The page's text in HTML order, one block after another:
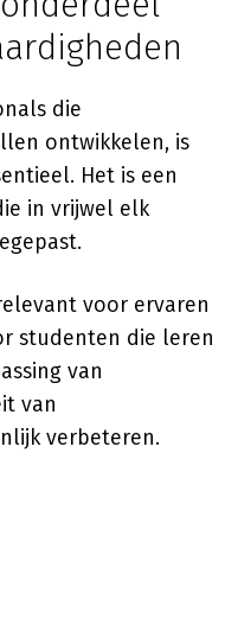
die
ontwikkelen, is
Het is een
in vrijwel elk
voor ervaren
studenten die leren
van
van
verbeteren.